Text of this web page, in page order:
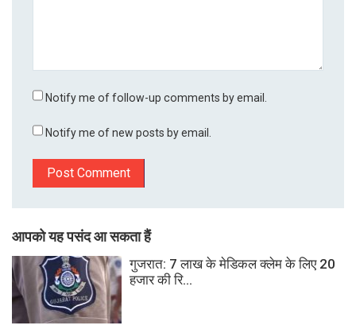
Notify me of follow-up comments by email.
Notify me of new posts by email.
आपको यह पसंद आ सकता हैं
गुजरात: 7 लाख के मेडिकल क्लेम के लिए 20
हजार की रि...